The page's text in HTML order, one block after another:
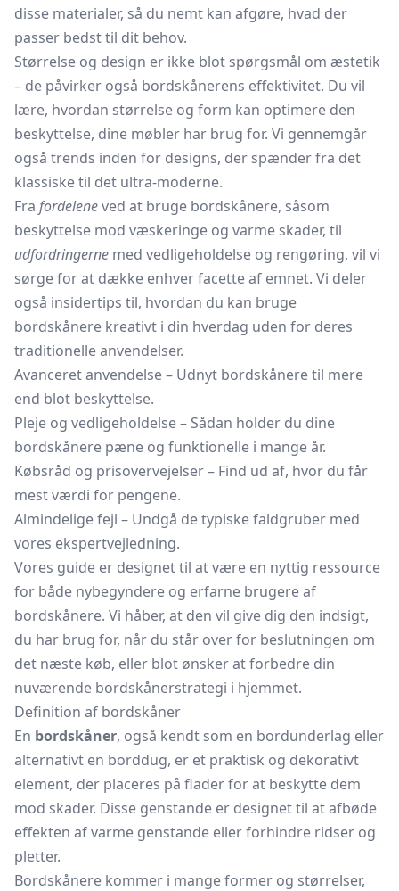
disse materialer, så du nemt kan afgøre, hvad der
passer bedst til dit behov.
Størrelse og design er ikke blot spørgsmål om æstetik
– de påvirker også bordskånerens effektivitet. Du vil
lære, hvordan størrelse og form kan optimere den
beskyttelse, dine møbler har brug for. Vi gennemgår
også trends inden for designs, der spænder fra det
klassiske til det ultra-moderne.
Fra fordeleneved at bruge bordskånere, såsom
beskyttelse mod væskeringe og varme skader, til
udfordringerne med vedligeholdelse og rengøring, vil vi
sørge for at dække enhver facette af emnet. Vi deler
også insidertips til, hvordan du kan bruge
bordskånere kreativt i din hverdag uden for deres
traditionelle anvendelser.
Avanceret anvendelse – Udnyt bordskånere til mere
end blot beskyttelse.
Pleje og vedligeholdelse – Sådan holder du dine
bordskånere pæne og funktionelle i mange år.
Købsråd og prisovervejelser – Find ud af, hvor du får
mest værdi for pengene.
Almindelige fejl – Undgå de typiske faldgruber med
vores ekspertvejledning.
Vores guide er designet til at være en nyttig ressource
for både nybegyndere og erfarne brugere af
bordskånere. Vi håber, at den vil give dig den indsigt,
du har brug for, når du står over for beslutningen om
det næste køb, eller blot ønsker at forbedre din
nuværende bordskånerstrategi i hjemmet.
Definition af bordskåner
En bordskåner, også kendt som en bordunderlag eller
alternativt en borddug, er et praktisk og dekorativt
element, der placeres på flader for at beskytte dem
mod skader. Disse genstande er designet til at afbøde
effekten af varme genstande eller forhindre ridser og
pletter.
Bordskånere kommer i mange former og størrelser,